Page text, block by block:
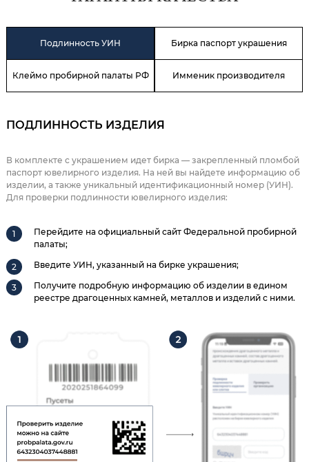
Подлинность УИН Бирка паспорт украшения
Клеймо пробирной палаты РФ Имменик производителя
ПОДЛИННОСТЬ ИЗДЕЛИЯ
В комплекте с украшением идет бирка — закрепленный пломбой
паспорт ювелирного изделия. На ней вы найдете информацию об
изделии, а также уникальный идентификационный номер (УИН).
Для проверки подлинности ювелирного изделия:
Перейдите на официальный сайт Федеральной пробирной
палаты;
Введите УИН, указанный на бирке украшения;
Получите подробную информацию об изделии в едином
реестре драгоценных камней, металлов и изделий с ними.